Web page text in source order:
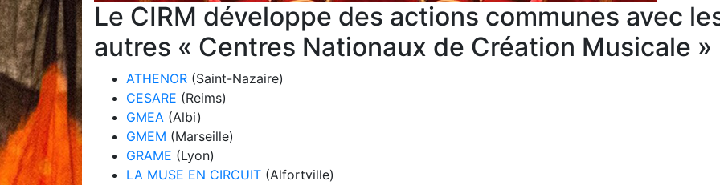
Le CIRM développe des actions communes avec
autres « Centres Nationaux de Création Musicale »
ATHENOR (Saint-Nazaire)
CESARE (Reims)
GMEA (Albi)
GMEM (Marseille)
GRAME (Lyon)
LA MUSE EN CIRCUIT (Alfortville)